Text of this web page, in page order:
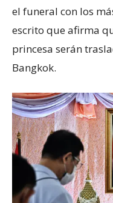
el funeral con los
escrito que afirma
princesa serán
Bangkok.